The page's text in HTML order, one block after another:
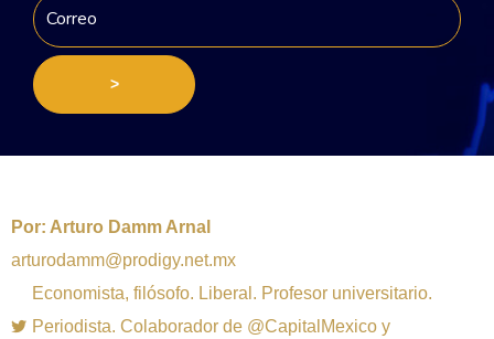
>
Por: Arturo Damm Arnal
arturodamm@prodigy.net.mx
Economista, filósofo. Liberal. Profesor universitario.
Periodista. Colaborador de @CapitalMexico y